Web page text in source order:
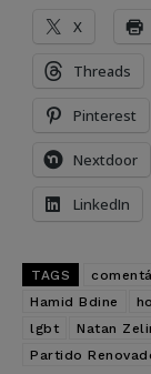
X
Threads
Pinterest
Nextdoor
LinkedIn
TAGS
Hamid Bdine
lgbt
Natan
Partido